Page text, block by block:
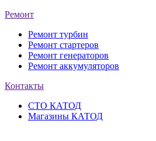
Ремонт
Ремонт турбин
Ремонт стартеров
Ремонт генераторов
Ремонт аккумуляторов
Контакты
СТО КАТОД
Магазины КАТОД